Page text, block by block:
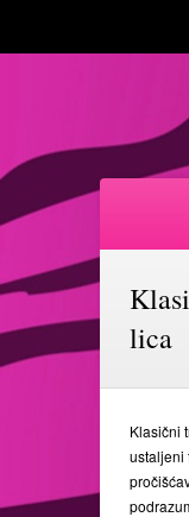
lica
Klasični
ustaljeni